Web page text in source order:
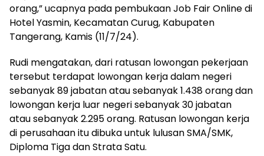
orang,” ucapnya pada pembukaan Job Fair Online di
Hotel Yasmin, Kecamatan Curug, Kabupaten
Tangerang, Kamis (11/7/24).
Rudi mengatakan, dari ratusan lowongan pekerjaan
tersebut terdapat lowongan kerja dalam negeri
sebanyak 89 jabatan atau sebanyak 1.438 orang dan
lowongan kerja luar negeri sebanyak 30 jabatan
atau sebanyak 2.295 orang. Ratusan lowongan kerja
di perusahaan itu dibuka untuk lulusan SMA/SMK,
Diploma Tiga dan Strata Satu.